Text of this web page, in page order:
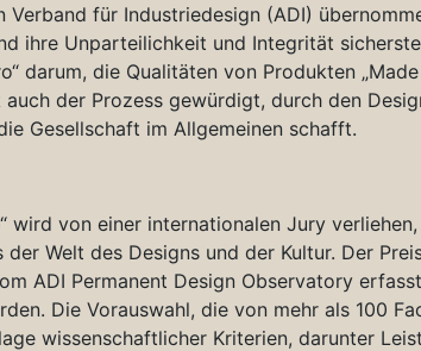
Verband für Industriedesign (ADI)
ihre Unparteilichkeit und Integrität
darum, die Qualitäten von Produkten
der Prozess gewürdigt, durch den
Gesellschaft im Allgemeinen schafft.
wird von einer internationalen Jury
Welt des Designs und der Kultur. Der
ADI Permanent Design Observatory
Die Vorauswahl, die von mehr als 100
wissenschaftlicher Kriterien, darunter